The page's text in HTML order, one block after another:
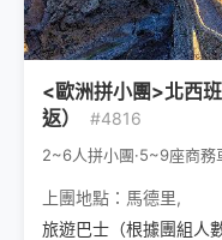
<歐洲拼小團>北西
返）
#4816
2~6人拼小團·5~9座商務
上團地點： 馬德里,
旅遊巴士（根據團組人